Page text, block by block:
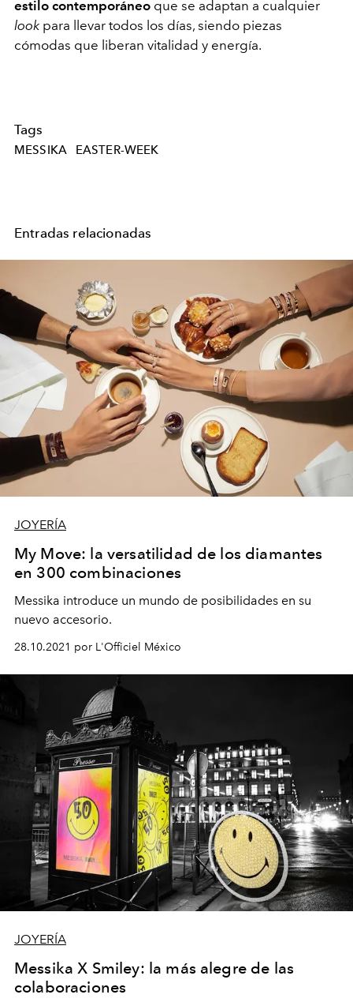
estilo contemporáneo que se adaptan a cualquier
look para llevar todos los días, siendo piezas
cómodas que liberan vitalidad y energía.
Tags
MESSIKA EASTER-WEEK
Entradas relacionadas
JOYERÍA
My Move: la versatilidad de los diamantes
en 300 combinaciones
Messika introduce un mundo de posibilidades en su
nuevo accesorio.
28.10.2021 por L'Officiel México
JOYERÍA
Messika X Smiley: la más alegre de las
colaboraciones